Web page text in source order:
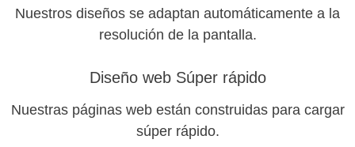
Nuestros diseños se adaptan automáticamente a la
resolución de la pantalla.
Diseño web Súper rápido
Nuestras páginas web están construidas para cargar
súper rápido.